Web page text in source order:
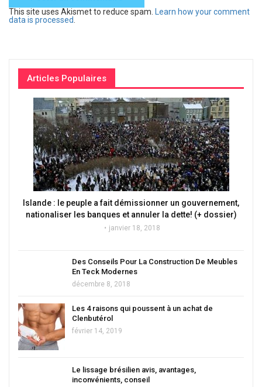
This site uses Akismet to reduce spam. Learn how your comment
data is processed
Articles Populaires
Islande : le peuple a fait démissionner un gouvernement,
nationaliser les banques et annuler la dette! (+ dossier)
janvier 18, 2018
Des Conseils Pour La Construction De Meubles
En Teck Modernes
décembre 8, 2018
Les 4 raisons qui poussent à un achat de
Clenbutérol
février 14, 2019
Le lissage brésilien avis, avantages,
inconvénients, conseil